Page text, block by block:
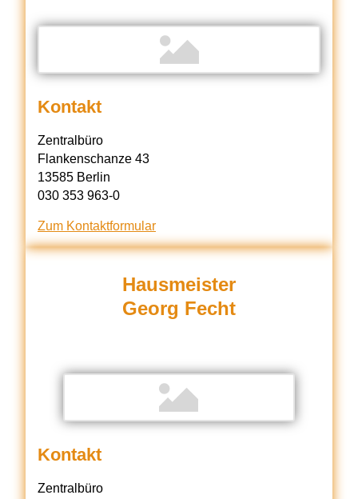
Kontakt
Zentralbüro
Flankenschanze 43
13585 Berlin
030 353 963-0
Zum Kontaktformular
Hausmeister
Georg Fecht
Kontakt
Zentralbüro